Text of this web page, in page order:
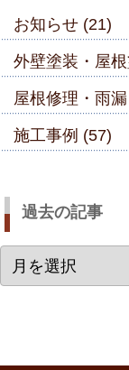
お知らせ (21)
外壁塗装・屋
屋根修理・雨
施工事例 (57)
過去の記事
去